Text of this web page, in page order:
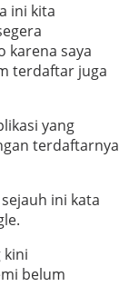
ini kita
karena saya
terdaftar juga
yang
terdaftarnya
ini kata
kini
belum